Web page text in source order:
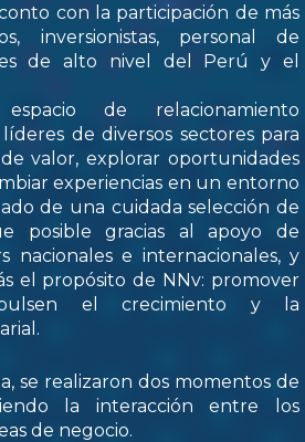
con la participación de más
inversionistas, personal de
de alto nivel del Perú y el
de relacionamiento
de diversos sectores para
valor, explorar oportunidades
experiencias en un entorno
de una cuidada selección de
posible gracias al apoyo de
nacionales e internacionales, y
el propósito de NNv: promover
el crecimiento y la
se realizaron dos momentos de
la interacción entre los
de negocio.